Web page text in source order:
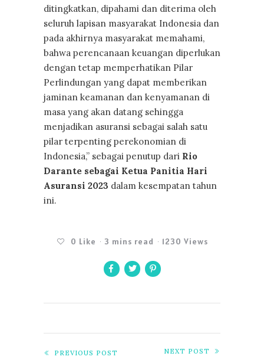
ditingkatkan, dipahami dan diterima oleh
seluruh lapisan masyarakat Indonesia dan
pada akhirnya masyarakat memahami,
bahwa perencanaan keuangan diperlukan
dengan tetap memperhatikan Pilar
Perlindungan yang dapat memberikan
jaminan keamanan dan kenyamanan di
masa yang akan datang sehingga
menjadikan asuransi sebagai salah satu
pilar terpenting perekonomian di
Indonesia,” sebagai penutup dari Rio
Darante sebagai Ketua Panitia Hari
Asuransi 2023 dalam kesempatan tahun
ini.
0 Like 3 mins read 1230 Views
PREVIOUS POST NEXT POST